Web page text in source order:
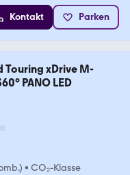
Kontakt Parken
Touring xDrive M-
PANO LED
• CO₂-Klasse